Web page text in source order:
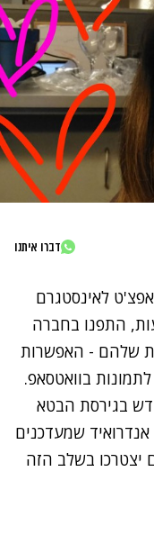
דברו איתנו
לאינסטגרם
שנעלמים אחרי 24 שעות, התפנו בחברה
שלהם - האפשרות
בוואטסאפ.
בגירסת הבטא
שמעדכנים
יצטרכו בשלב הזה